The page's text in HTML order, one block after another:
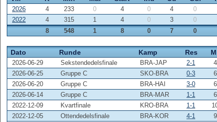
2026 4 233 0 4 0 4
0
2022
4 315 1 4 0 3
0
8
548 1 8 0 7 0
Dato Runde Kamp Res
2026-06-29 Sekstendedelsfinale BRA-JAP 2-1
2026-06-25
Gruppe C SKO-BRA 0-3
2026-06-20
Gruppe C BRA-HAI 3-0
2026-06-14
Gruppe C BRA-MAR 1-1
2022-12-09
Kvartfinale KRO-BRA 1-1
2022-12-05
Ottendedelsfinale BRA-KOR 4-1